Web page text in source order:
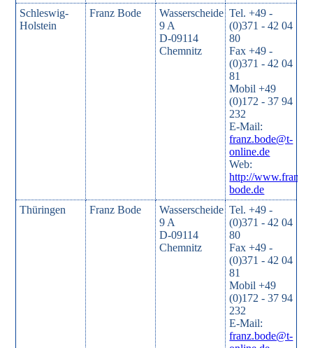
Schleswig-
Holstein
Franz Bode
Wasserscheide
9 A
D-09114
Chemnitz
Tel. +49 -
(0)371 - 42 04
80
Fax +49 -
(0)371 - 42 04
81
Mobil +49
(0)172 - 37 94
232
E-Mail:
franz.bode@t-
online.de
Web:
http://www.franz-
bode.de
Thüringen
Franz Bode
Wasserscheide
9 A
D-09114
Chemnitz
Tel. +49 -
(0)371 - 42 04
80
Fax +49 -
(0)371 - 42 04
81
Mobil +49
(0)172 - 37 94
232
E-Mail:
franz.bode@t-